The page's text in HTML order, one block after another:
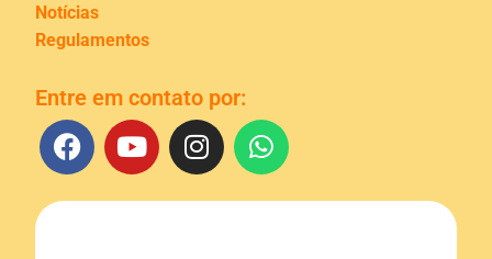
Notícias
Regulamentos
Entre em contato por: